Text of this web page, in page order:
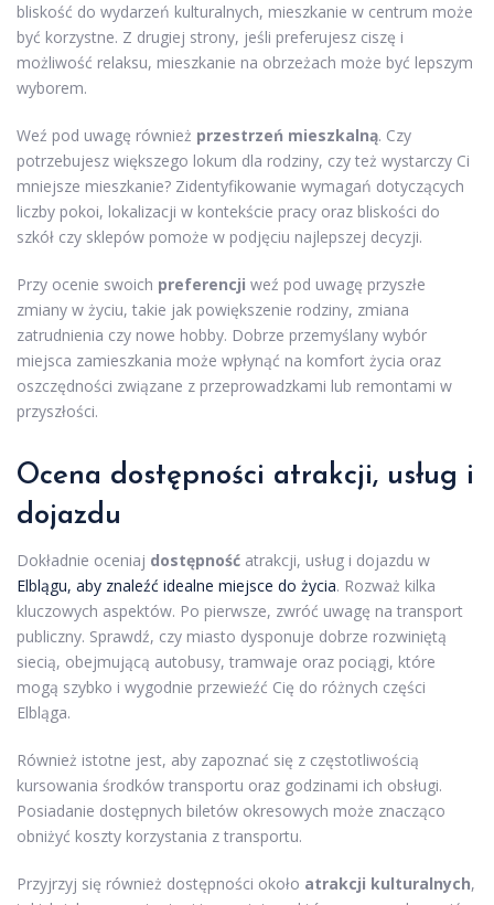
bliskość do wydarzeń kulturalnych, mieszkanie w centrum może
być korzystne. Z drugiej strony, jeśli preferujesz ciszę i
możliwość relaksu, mieszkanie na obrzeżach może być lepszym
wyborem.
Weź pod uwagę również przestrzeń mieszkalną. Czy
potrzebujesz większego lokum dla rodziny, czy też wystarczy Ci
mniejsze mieszkanie? Zidentyfikowanie wymagań dotyczących
liczby pokoi, lokalizacji w kontekście pracy oraz bliskości do
szkół czy sklepów pomoże w podjęciu najlepszej decyzji.
Przy ocenie swoich preferencji weź pod uwagę przyszłe
zmiany w życiu, takie jak powiększenie rodziny, zmiana
zatrudnienia czy nowe hobby. Dobrze przemyślany wybór
miejsca zamieszkania może wpłynąć na komfort życia oraz
oszczędności związane z przeprowadzkami lub remontami w
przyszłości.
Ocena dostępności atrakcji, usług i
dojazdu
Dokładnie oceniaj dostępność atrakcji, usług i dojazdu w
Elblągu, aby znaleźć idealne miejsce do życia. Rozważ kilka
kluczowych aspektów. Po pierwsze, zwróć uwagę na transport
publiczny. Sprawdź, czy miasto dysponuje dobrze rozwiniętą
siecią, obejmującą autobusy, tramwaje oraz pociągi, które
mogą szybko i wygodnie przewieźć Cię do różnych części
Elbląga.
Również istotne jest, aby zapoznać się z częstotliwością
kursowania środków transportu oraz godzinami ich obsługi.
Posiadanie dostępnych biletów okresowych może znacząco
obniżyć koszty korzystania z transportu.
Przyjrzyj się również dostępności około atrakcji kulturalnych,